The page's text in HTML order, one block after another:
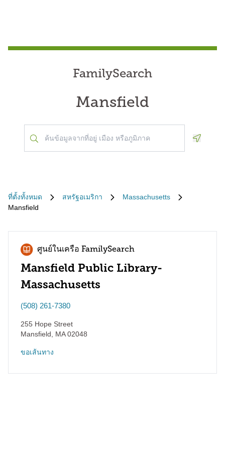
FamilySearch
Mansfield
ที่ตั้งทั้งหมด สหรัฐอเมริกา
Massachusetts
Mansfield
ศูนย์ในเครือ FamilySearch
Mansfield Public Library-
Massachusetts
(508) 261-7380
255 Hope Street
Mansfield
MA02048
ขอเส้นทาง